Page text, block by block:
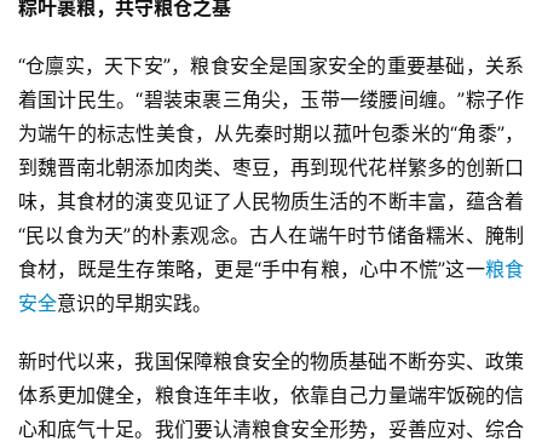
粽叶裹粮，共守粮仓之基
“仓廪实，天下安”，粮食安全是国家安全的重要基础，关系
着国计民生。“碧装束裹三角尖，玉带一缕腰间缠。”粽子作
为端午的标志性美食，从先秦时期以菰叶包黍米的“角黍”，
到魏晋南北朝添加肉类、枣豆，再到现代花样繁多的创新口
味，其食材的演变见证了人民物质生活的不断丰富，蕴含着
“民以食为天”的朴素观念。古人在端午时节储备糯米、腌制
食材，既是生存策略，更是“手中有粮，心中不慌”这一粮食
安全意识的早期实践。
新时代以来，我国保障粮食安全的物质基础不断夯实、政策
体系更加健全，粮食连年丰收，依靠自己力量端牢饭碗的信
心和底气十足。我们要认清粮食安全形势，妥善应对、综合